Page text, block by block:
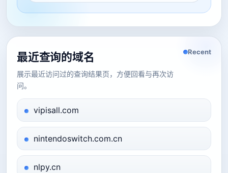
最近查询的域名
展示最近访问过的查询结果页，方便回看与再次访
问。
Recent
vipisall.com
nintendoswitch.com.cn
nlpy.cn